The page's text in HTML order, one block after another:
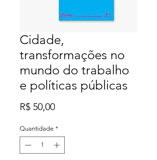
Cidade,
transformações no
mundo do trabalho
e políticas públicas
R$ 50,00Preço
Quantidade *